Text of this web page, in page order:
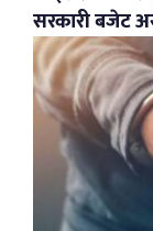
सरकारी बजेट